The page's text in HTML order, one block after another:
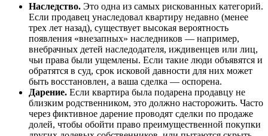
Наследство. Это одна из самых рискованных категорий.
Если продавец унаследовал квартиру недавно (менее
трех лет назад), существует высокая вероятность
появления «внезапных» наследников — например,
внебрачных детей наследодателя, иждивенцев или лиц,
чьи права были ущемлены. Если такие люди объявятся и
обратятся в суд, срок исковой давности для них может
быть восстановлен, а ваша сделка — оспорена.
Дарение. Если квартира была подарена продавцу не
близким родственником, это должно насторожить. Часто
через фиктивное дарение проводят сделки по продаже
долей, чтобы обойти право преимущественной покупки